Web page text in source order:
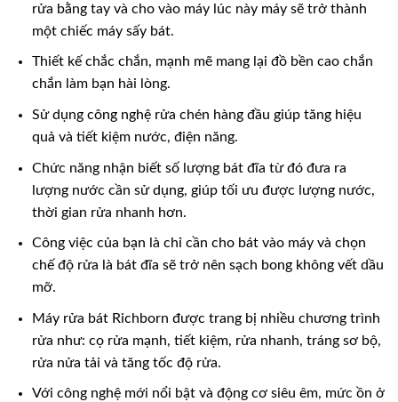
rửa bằng tay và cho vào máy lúc này máy sẽ trở thành
một chiếc máy sấy bát.
Thiết kế chắc chắn, mạnh mẽ mang lại đồ bền cao chắn
chắn làm bạn hài lòng.
Sử dụng công nghệ rửa chén hàng đầu giúp tăng hiệu
quả và tiết kiệm nước, điện năng.
Chức năng nhận biết số lượng bát đĩa từ đó đưa ra
lượng nước cần sử dụng, giúp tối ưu được lượng nước,
thời gian rửa nhanh hơn.
Công việc của bạn là chỉ cần cho bát vào máy và chọn
chế độ rửa là bát đĩa sẽ trở nên sạch bong không vết dầu
mỡ.
Máy rửa bát Richborn được trang bị nhiều chương trình
rửa như: cọ rửa mạnh, tiết kiệm, rửa nhanh, tráng sơ bộ,
rửa nửa tải và tăng tốc độ rửa.
Với công nghệ mới nổi bật và động cơ siêu êm, mức ồn ở